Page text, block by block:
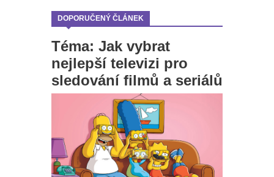
DOPORUČENÝ ČLÁNEK
Téma: Jak vybrat
nejlepší televizi pro
sledování filmů a seriálů